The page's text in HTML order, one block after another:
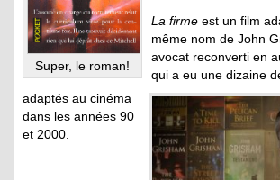
Super, le roman!
La firme est un film
même nom de John
avocat reconverti en
qui a eu une dizaine
adaptés au cinéma
dans les années 90
et 2000.